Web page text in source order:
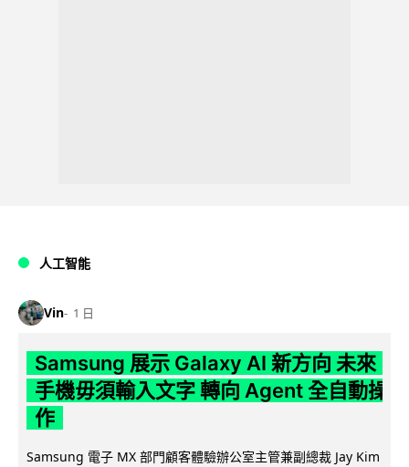
人工智能
Vin 1 日
Samsung 展示 Galaxy AI 新方向 未來
手機毋須輸入文字 轉向 Agent 全自動操
作
Samsung 電子 MX 部門顧客體驗辦公室主管兼副總裁 Jay Kim